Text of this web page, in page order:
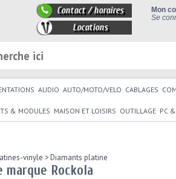
Mon
Se
Contact / horaires
Locations
AUDIO AUTO/MOTO/VELO CABLAGES
& MODULES MAISON ET LOISIRS OUTILLAGE PC
vinyle >Diamants platine
marque Rockola